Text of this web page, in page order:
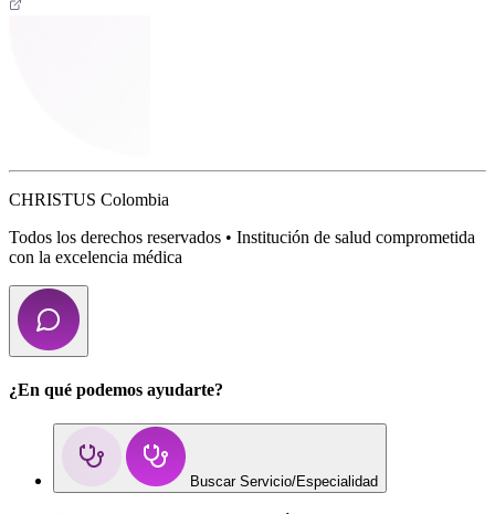
CHRISTUS Colombia
Todos los derechos reservados • Institución de salud comprometida
con la excelencia médica
¿En qué podemos ayudarte?
Buscar Servicio/Especialidad